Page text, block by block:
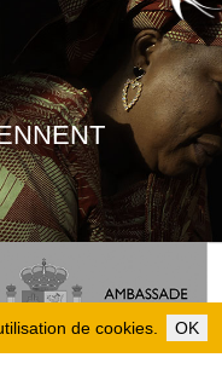
de cookies. OK